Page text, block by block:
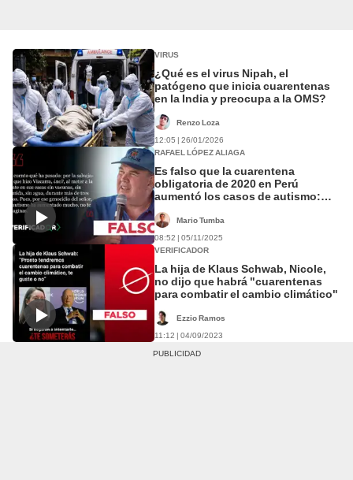
VIRUS
¿Qué es el virus Nipah, el
patógeno que inicia cuarentenas
en la India y preocupa a la OMS?
Renzo Loza
12:05 | 26/01/2026
RAFAEL LÓPEZ ALIAGA
Es falso que la cuarentena
obligatoria de 2020 en Perú
aumentó los casos de autismo:
López Aliaga
Mario Tumba
08:52 | 05/11/2025
VERIFICADOR
La hija de Klaus Schwab, Nicole,
no dijo que habrá "cuarentenas
para combatir el cambio climático"
Ezzio Ramos
11:12 | 04/09/2023